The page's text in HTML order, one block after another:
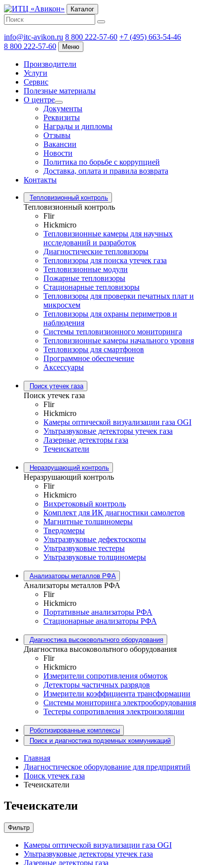
Каталог
info@itc-avikon.ru 8 800 222-57-60 +7 (495) 663-54-46
8 800 222-57-60
Меню
Производители
Услуги
Сервис
Полезные материалы
О центре
Документы
Реквизиты
Награды и дипломы
Отзывы
Вакансии
Новости
Политика по борьбе с коррупцией
Доставка, оплата и правила возврата
Контакты
Тепловизионный контроль
Тепловизионный контроль
Flir
Hickmicro
Тепловизионные камеры для научных
исследований и разработок
Диагностические тепловизоры
Тепловизоры для поиска утечек газа
Тепловизионные модули
Пожарные тепловизоры
Стационарные тепловизоры
Тепловизоры для проверки печатных плат и
микросхем
Тепловизоры для охраны периметров и
наблюдения
Системы тепловизионного мониторинга
Тепловизионные камеры начального уровня
Тепловизоры для смартфонов
Программное обеспечение
Аксессуары
Поиск утечек газа
Поиск утечек газа
Flir
Hickmicro
Камеры оптической визуализации газа OGI
Ультразвуковые детекторы утечек газа
Лазерные детекторы газа
Течеискатели
Неразрушающий контроль
Неразрушающий контроль
Flir
Hickmicro
Вихретоковый контроль
Комплект для ИК диагностики самолетов
Магнитные толщиномеры
Твердомеры
Ультразвуковые дефектоскопы
Ультразвуковые тестеры
Ультразвуковые толщиномеры
Анализаторы металлов РФА
Анализаторы металлов РФА
Flir
Hickmicro
Портативные анализаторы РФА
Стационарные анализаторы РФА
Диагностика высоковольтного оборудования
Диагностика высоковольтного оборудования
Flir
Hickmicro
Измерители сопротивления обмоток
Детекторы частичных разрядов
Измерители коэффициента трансформации
Системы мониторинга электрооборудования
Тестеры сопротивления электроизоляции
Роботизированные комплексы
Поиск и диагностика подземных коммуникаций
Главная
Диагностическое оборудование для предприятий
Поиск утечек газа
Течеискатели
Течеискатели
Фильтр
Камеры оптической визуализации газа OGI
Ультразвуковые детекторы утечек газа
Лазерные детекторы газа